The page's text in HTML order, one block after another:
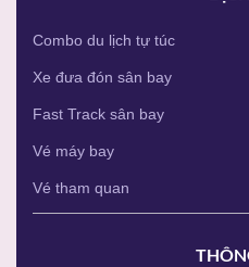
Combo du lịch tự túc
Xe đưa đón sân bay
Fast Track sân bay
Vé máy bay
Vé tham quan